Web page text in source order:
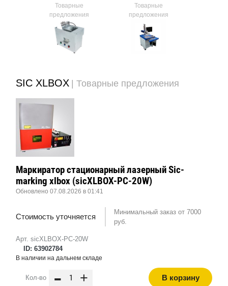
Товарные
предложения
Товарные
предложения
SIC XLBOX | Товарные предложения
Арт. sicXLBOX-PC-20W
ID: 63902784
Маркиратор стационарный лазерный Sic-
marking xlbox (sicXLBOX-PC-20W)
Обновлено 07.08.2026 в 01:41
Стоимость уточняется
Минимальный заказ от 7000
руб.
В наличии на дальнем складе
Кол-во - + В корзину